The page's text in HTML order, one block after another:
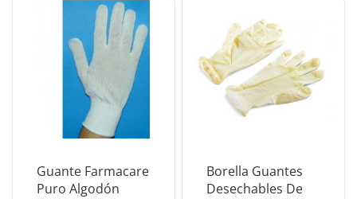
Guante Farmacare
Puro Algodón
Borella Guantes
Desechables De